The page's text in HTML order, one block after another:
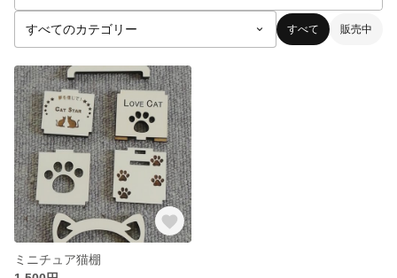
すべて 販売中
ミニチュア猫棚